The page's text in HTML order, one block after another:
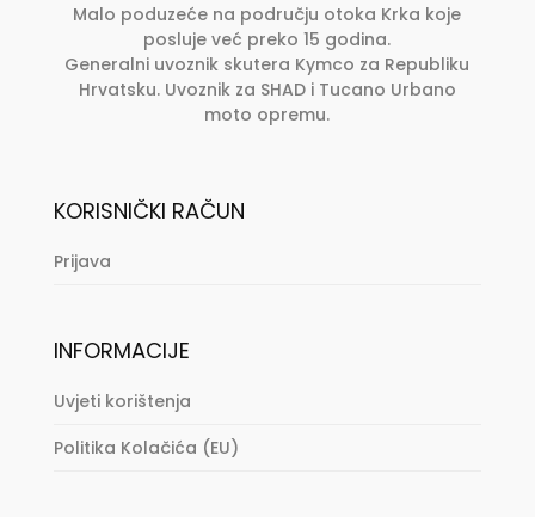
Malo poduzeće na području otoka Krka koje
posluje već preko 15 godina.
Generalni uvoznik skutera Kymco za Republiku
Hrvatsku. Uvoznik za SHAD i Tucano Urbano
moto opremu.
KORISNIČKI RAČUN
Prijava
INFORMACIJE
Uvjeti korištenja
Politika Kolačića (EU)